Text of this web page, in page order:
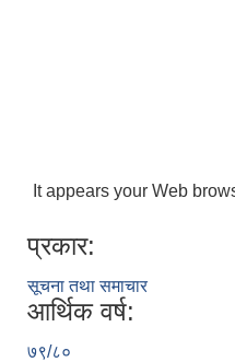
It appears your Web
प्रकार:
सूचना तथा समाचार
आर्थिक वर्ष:
७९/८०